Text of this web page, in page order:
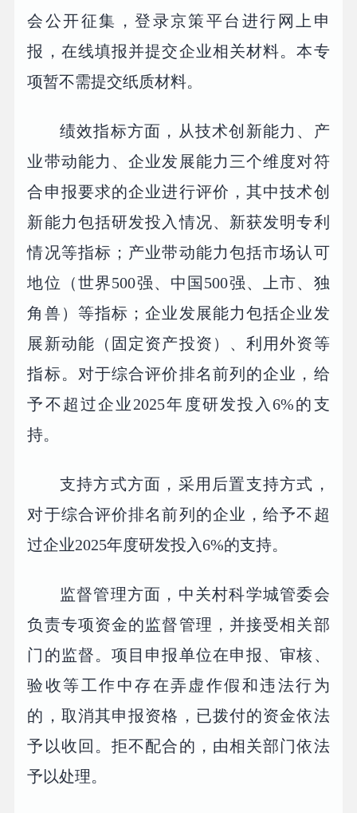
会公开征集，登录京策平台进行网上申
报，在线填报并提交企业相关材料。本专
项暂不需提交纸质材料。
绩效指标方面，从技术创新能力、产
业带动能力、企业发展能力三个维度对符
合申报要求的企业进行评价，其中技术创
新能力包括研发投入情况、新获发明专利
情况等指标；产业带动能力包括市场认可
地位（世界500强、中国500强、上市、独
角兽）等指标；企业发展能力包括企业发
展新动能（固定资产投资）、利用外资等
指标。对于综合评价排名前列的企业，给
予不超过企业2025年度研发投入6%的支
持。
支持方式方面，采用后置支持方式，
对于综合评价排名前列的企业，给予不超
过企业2025年度研发投入6%的支持。
监督管理方面，中关村科学城管委会
负责专项资金的监督管理，并接受相关部
门的监督。项目申报单位在申报、审核、
验收等工作中存在弄虚作假和违法行为
的，取消其申报资格，已拨付的资金依法
予以收回。拒不配合的，由相关部门依法
予以处理。